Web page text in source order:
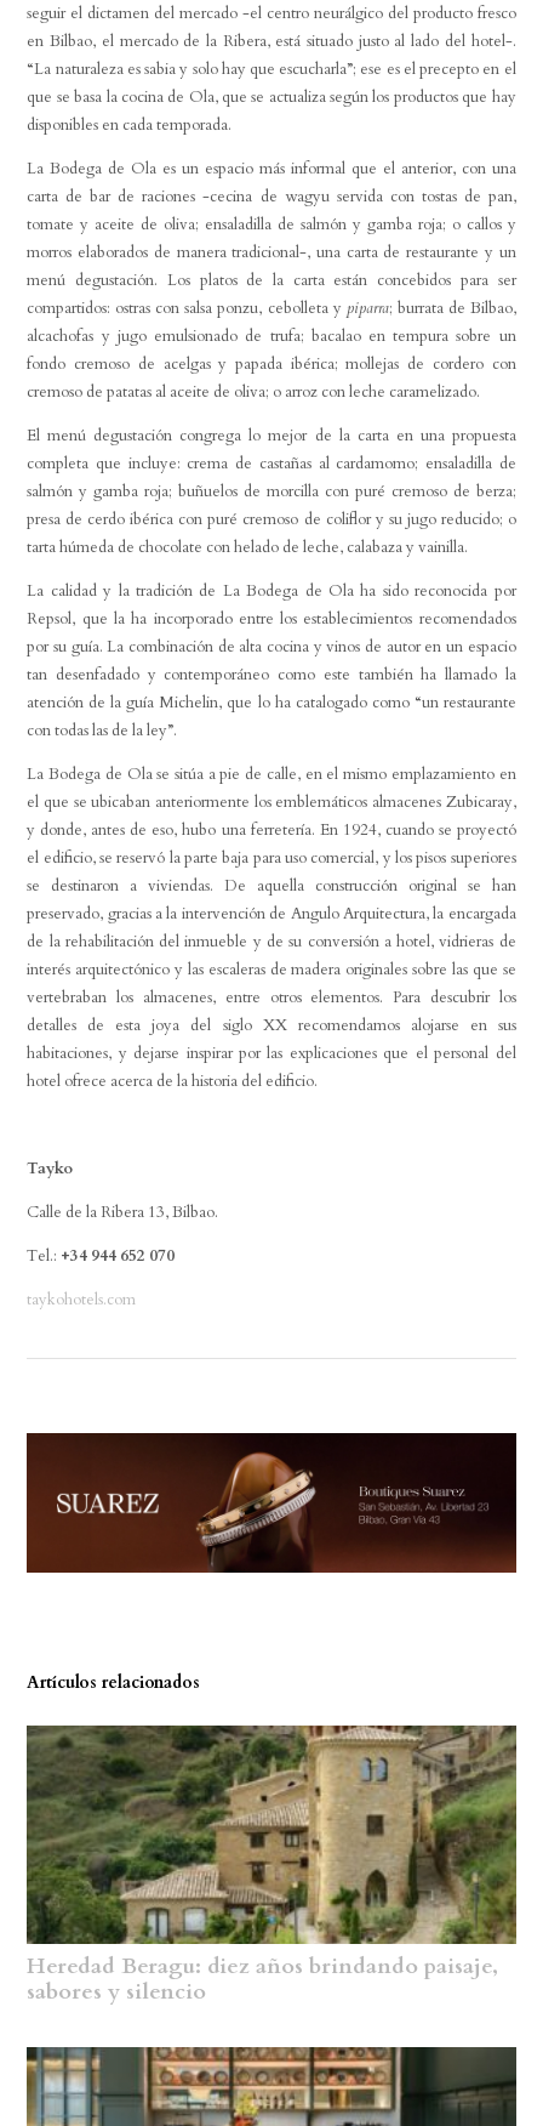
seguir el dictamen del mercado -el centro neurálgico del producto fresco
en Bilbao, el mercado de la Ribera, está situado justo al lado del hotel-.
“La naturaleza es sabia y solo hay que escucharla”; ese es el precepto en el
que se basa la cocina de Ola, que se actualiza según los productos que hay
disponibles en cada temporada.
La Bodega de Ola es un espacio más informal que el anterior, con una
carta de bar de raciones -cecina de wagyu servida con tostas de pan,
tomate y aceite de oliva; ensaladilla de salmón y gamba roja; o callos y
morros elaborados de manera tradicional-, una carta de restaurante y un
menú degustación. Los platos de la carta están concebidos para ser
compartidos: ostras con salsa ponzu, cebolleta y piparra; burrata de Bilbao,
alcachofas y jugo emulsionado de trufa; bacalao en tempura sobre un
fondo cremoso de acelgas y papada ibérica; mollejas de cordero con
cremoso de patatas al aceite de oliva; o arroz con leche caramelizado.
El menú degustación congrega lo mejor de la carta en una propuesta
completa que incluye: crema de castañas al cardamomo; ensaladilla de
salmón y gamba roja; buñuelos de morcilla con puré cremoso de berza;
presa de cerdo ibérica con puré cremoso de coliflor y su jugo reducido; o
tarta húmeda de chocolate con helado de leche, calabaza y vainilla.
La calidad y la tradición de La Bodega de Ola ha sido reconocida por
Repsol, que la ha incorporado entre los establecimientos recomendados
por su guía. La combinación de alta cocina y vinos de autor en un espacio
tan desenfadado y contemporáneo como este también ha llamado la
atención de la guía Michelin, que lo ha catalogado como “un restaurante
con todas las de la ley”.
La Bodega de Ola se sitúa a pie de calle, en el mismo emplazamiento en
el que se ubicaban anteriormente los emblemáticos almacenes Zubicaray,
y donde, antes de eso, hubo una ferretería. En 1924, cuando se proyectó
el edificio, se reservó la parte baja para uso comercial, y los pisos superiores
se destinaron a viviendas. De aquella construcción original se han
preservado, gracias a la intervención de Angulo Arquitectura, la encargada
de la rehabilitación del inmueble y de su conversión a hotel, vidrieras de
interés arquitectónico y las escaleras de madera originales sobre las que se
vertebraban los almacenes, entre otros elementos. Para descubrir los
detalles de esta joya del siglo XX recomendamos alojarse en sus
habitaciones, y dejarse inspirar por las explicaciones que el personal del
hotel ofrece acerca de la historia del edificio.
Tayko
Calle de la Ribera 13, Bilbao.
Tel.: +34 944 652 070
taykohotels.com
Artículos relacionados
Heredad Beragu: diez años brindando paisaje,
sabores y silencio